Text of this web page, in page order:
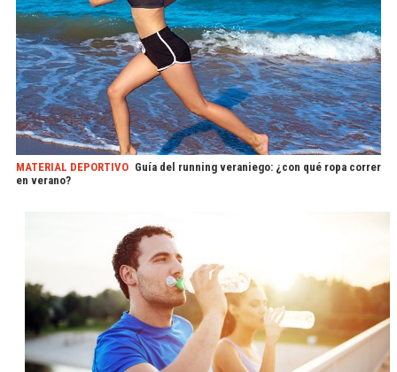
MATERIAL DEPORTIVO Guía del running veraniego: ¿con qué ropa correr
en verano?